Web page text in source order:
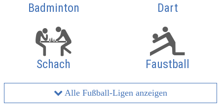
Badminton Dart
Schach Faustball
Alle Fußball-Ligen anzeigen